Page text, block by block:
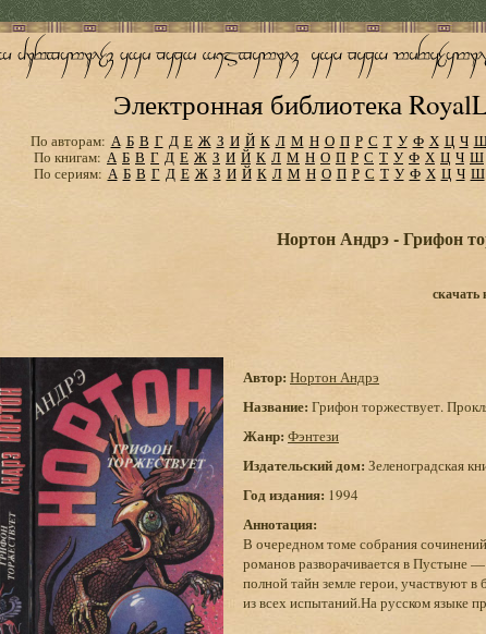
Электронная библиотека
По авторам: А Б В Г Д Е Ж З И Й К Л М Н О П Р С Т У Ф Х Ц Ч
По книгам: А Б В Г Д Е Ж З И Й К Л М Н О П Р С Т У Ф Х Ц Ч Ш
По сериям: А Б В Г Д Е Ж З И Й К Л М Н О П Р С Т У Ф Х Ц Ч Ш
Нортон Андрэ - Грифон
скачать
Автор: Нортон Андрэ
Название: Грифон торжествует.
Жанр: Фэнтези
Издательский дом: Зеленоградская
Год издания: 1994
Аннотация:
В очередном томе собрания
романов разворачивается в Пустыне
полной тайн земле герои, участвуют
из всех испытаний.На русском языке